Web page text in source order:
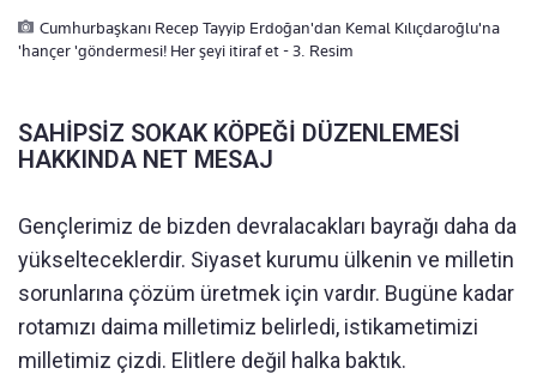
Cumhurbaşkanı Recep Tayyip Erdoğan'dan Kemal Kılıçdaroğlu'na
'hançer 'göndermesi! Her şeyi itiraf et - 3. Resim
SAHİPSİZ SOKAK KÖPEĞİ DÜZENLEMESİ
HAKKINDA NET MESAJ
Gençlerimiz de bizden devralacakları bayrağı daha da
yükselteceklerdir. Siyaset kurumu ülkenin ve milletin
sorunlarına çözüm üretmek için vardır. Bugüne kadar
rotamızı daima milletimiz belirledi, istikametimizi
milletimiz çizdi. Elitlere değil halka baktık.